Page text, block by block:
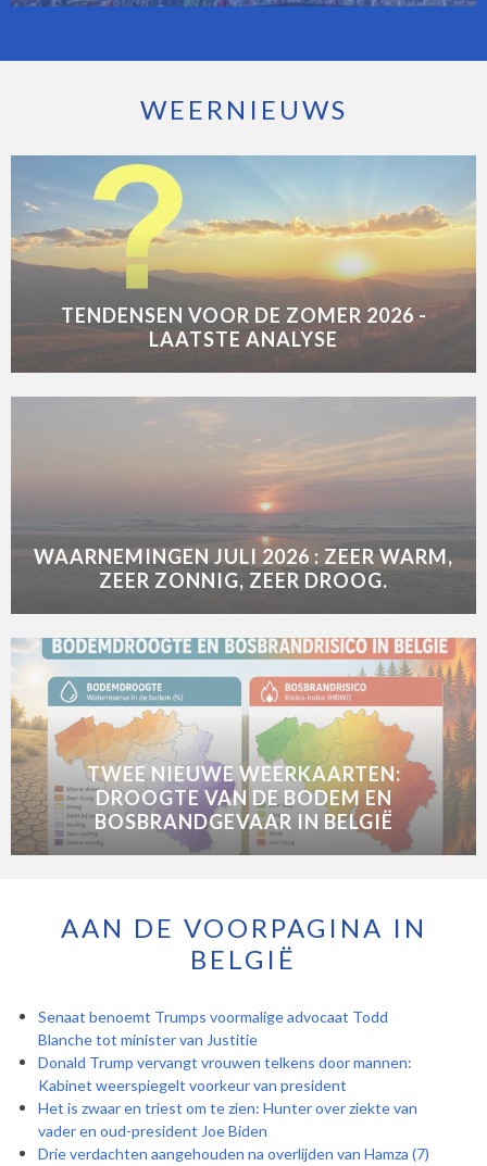
WEERNIEUWS
TENDENSEN VOOR DE ZOMER 2026 -
LAATSTE ANALYSE
WAARNEMINGEN JULI 2026 : ZEER WARM,
ZEER ZONNIG, ZEER DROOG.
TWEE NIEUWE WEERKAARTEN:
DROOGTE VAN DE BODEM EN
BOSBRANDGEVAAR IN BELGIË
AAN DE VOORPAGINA IN
BELGIË
Senaat benoemt Trumps voormalige advocaat Todd
Blanche tot minister van Justitie
Donald Trump vervangt vrouwen telkens door mannen:
Kabinet weerspiegelt voorkeur van president
Het is zwaar en triest om te zien: Hunter over ziekte van
vader en oud-president Joe Biden
Drie verdachten aangehouden na overlijden van Hamza (7)